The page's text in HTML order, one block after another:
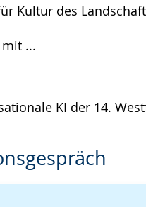
Kultur des
...
KI der 14.